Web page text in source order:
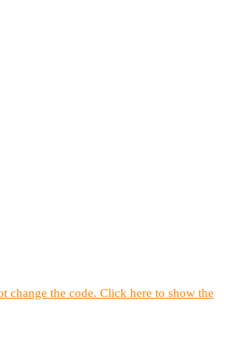
change the code. Click here to show the